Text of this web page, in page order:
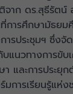
จาก ดร.สุธีรัตน์
การศึกษามัธยม
ารประชุมฯ ซึ่ง
บแนวทางการขับ
า และการประยุ
การเรียนรู้แห่ง